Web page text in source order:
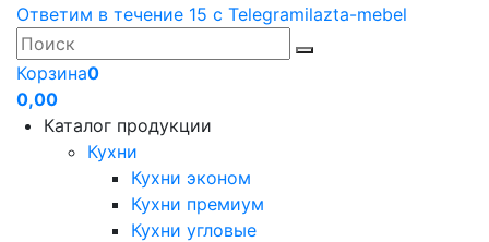
Ответим в течение 15 с Telegramilazta-mebel
Корзина0
0,00
Каталог продукции
Кухни
Кухни эконом
Кухни премиум
Кухни угловые